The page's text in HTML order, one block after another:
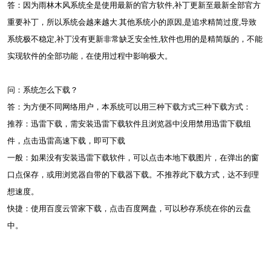
答：因为雨林木风系统全是使用最新的官方软件,补丁更新至最新全部官方
重要补丁，所以系统会越来越大.其他系统小的原因,是追求精简过度,导致
系统极不稳定,补丁没有更新非常缺乏安全性,软件也用的是精简版的，不能
实现软件的全部功能，在使用过程中影响极大。
问：系统怎么下载？
答：为方便不同网络用户，本系统可以用三种下载方式三种下载方式：
推荐：迅雷下载，需安装迅雷下载软件且浏览器中没用禁用迅雷下载组
件，点击迅雷高速下载，即可下载
一般：如果没有安装迅雷下载软件，可以点击本地下载图片，在弹出的窗
口点保存，或用浏览器自带的下载器下载。不推荐此下载方式，达不到理
想速度。
快捷：使用百度云管家下载，点击百度网盘，可以秒存系统在你的云盘
中。